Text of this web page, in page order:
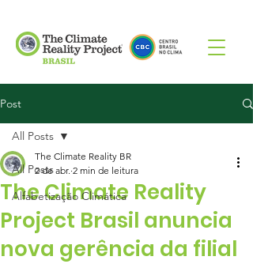
Post
All Posts
Alfabetização Climática
All Posts
The Climate Reality
Project Brasil anuncia
nova gerência da filial
The Climate Reality BR
2 de abr. 2 min de leitura